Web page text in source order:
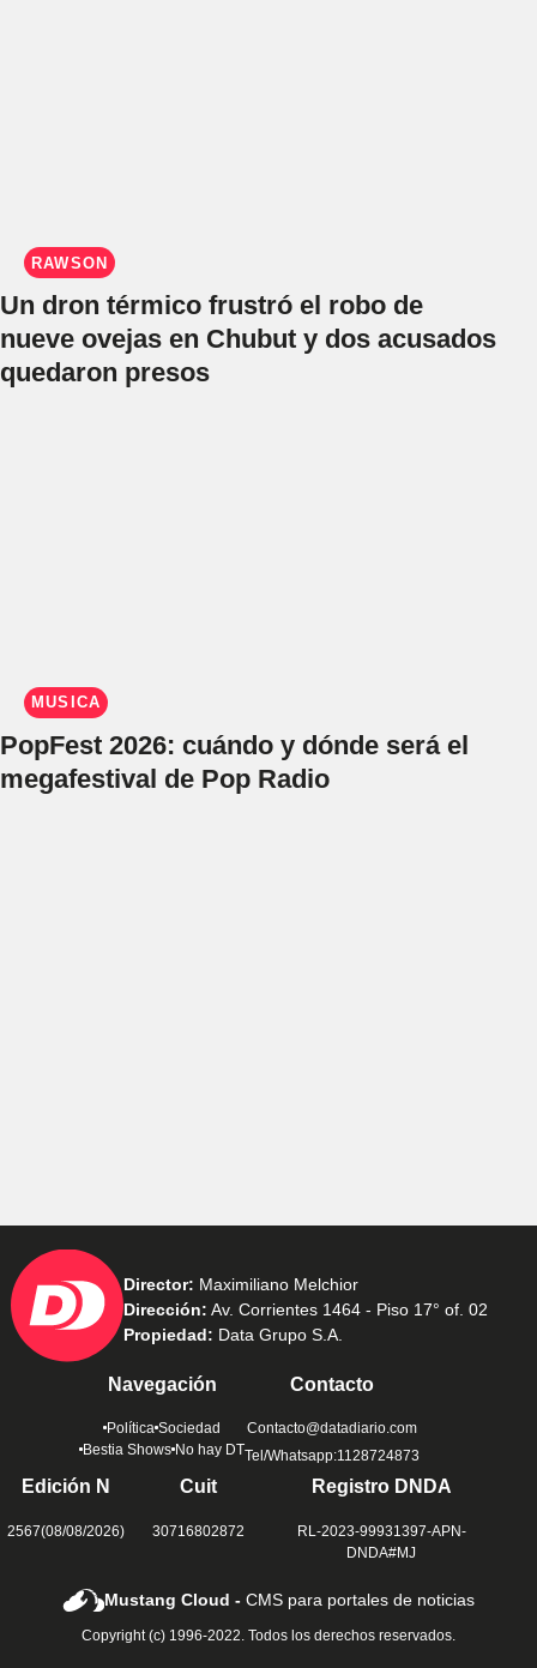
RAWSON
Un dron térmico frustró el robo de
nueve ovejas en Chubut y dos acusados
quedaron presos
MÚSICA
PopFest 2026: cuándo y dónde será el
megafestival de Pop Radio
Director: Maximiliano Melchior
Dirección: Av. Corrientes 1464 - Piso 17° of. 02
Propiedad: Data Grupo S.A.
Navegación
Política Sociedad
Bestia Shows No hay DT
Contacto
Contacto@datadiario.com
Tel/Whatsapp:1128724873
Edición N
2567(08/08/2026)
Cuit
30716802872
Registro DNDA
RL-2023-99931397-APN-
DNDA#MJ
Mustang Cloud -CMS para portales de noticias
Copyright (c) 1996-2022. Todos los derechos reservados.